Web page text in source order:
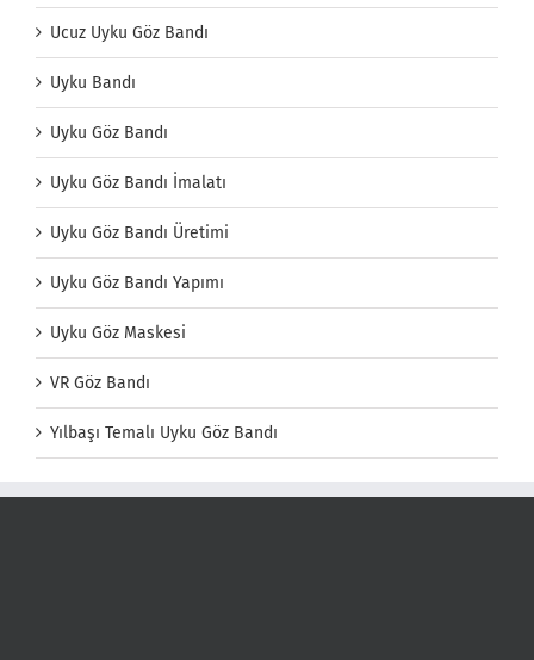
Ucuz Uyku Göz Bandı
Uyku Bandı
Uyku Göz Bandı
Uyku Göz Bandı İmalatı
Uyku Göz Bandı Üretimi
Uyku Göz Bandı Yapımı
Uyku Göz Maskesi
VR Göz Bandı
Yılbaşı Temalı Uyku Göz Bandı